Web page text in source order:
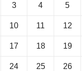
3 4 5
10 11 12
17 18 19
24 25 26